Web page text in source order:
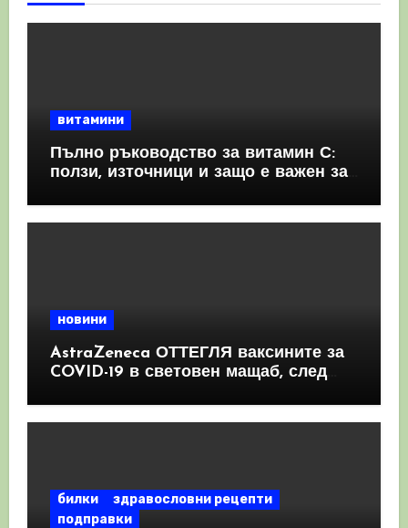
витамини
Пълно ръководство за витамин С:
ползи, източници и защо е важен за
новини
AstraZeneca ОТТЕГЛЯ ваксините за
COVID-19 в световен мащаб, след
КРЪВНИ съсиреци
билки
здравословни рецепти
подправки